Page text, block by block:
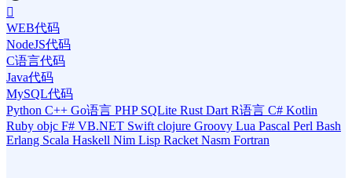
WEB代码
NodeJS代码
C语言代码
Java代码
MySQL代码
Python C++ Go语言 PHP SQLite Rust Dart R语言 C# Kotlin
Ruby objc F# VB.NET Swift clojure Groovy Lua Pascal Perl Bash
Erlang Scala Haskell Nim Lisp Racket Nasm Fortran